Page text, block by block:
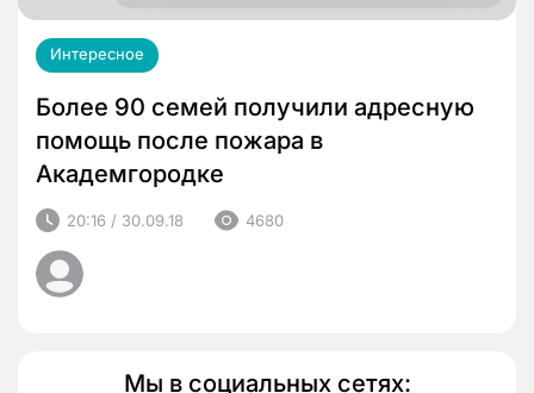
Интересное
Более 90 семей получили адресную
помощь после пожара в
Академгородке
20:16 / 30.09.18 4680
Мы в социальных сетях: